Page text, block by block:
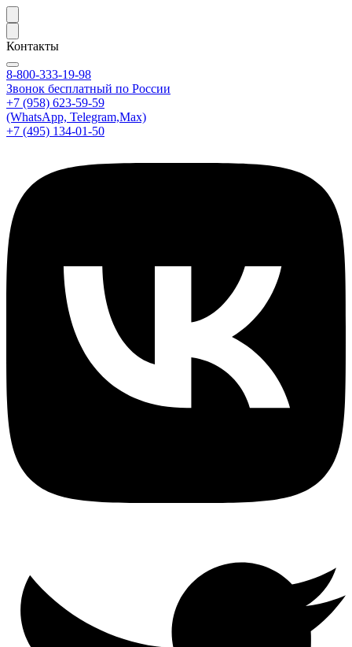
Контакты
8-800-333-19-98
Звонок бесплатный по России
+7 (958) 623-59-59
(WhatsApp, Telegram,Max)
+7 (495) 134-01-50